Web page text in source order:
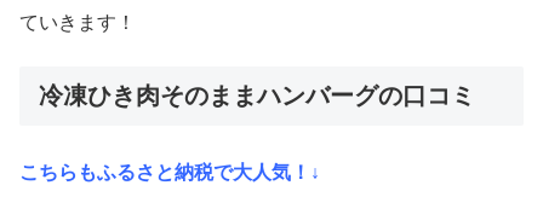
ていきます！
冷凍ひき肉そのままハンバーグの口コミ
こちらもふるさと納税で大人気！↓